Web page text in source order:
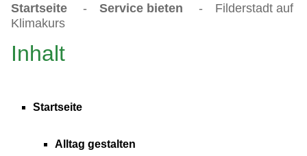
Startseite - Service bieten -
Filderstadt auf
Klimakurs
Inhalt
Startseite
Alltag gestalten